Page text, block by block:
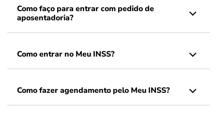
Como faço para entrar com pedido de
aposentadoria?
Como entrar no Meu INSS?
Como fazer agendamento pelo Meu INSS?